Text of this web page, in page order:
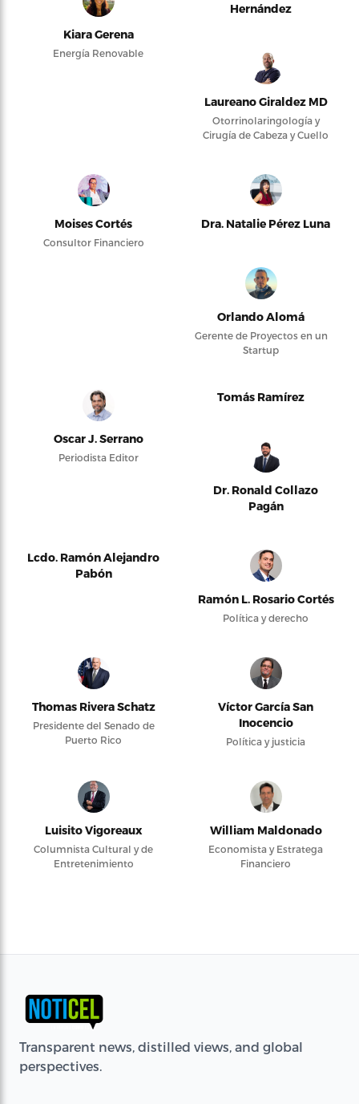
Kiara Gerena
Energía Renovable
Hernández
Laureano Giraldez MD
Otorrinolaringología y
Cirugía de Cabeza y Cuello
Moises Cortés
Consultor Financiero
Dra. Natalie Pérez Luna
Orlando Alomá
Gerente de Proyectos en un
Startup
Oscar J. Serrano
Periodista Editor
Tomás Ramírez
Dr. Ronald Collazo
Pagán
Lcdo. Ramón Alejandro
Pabón
Ramón L. Rosario Cortés
Política y derecho
Thomas Rivera Schatz
Presidente del Senado de
Puerto Rico
Víctor García San
Inocencio
Política y justicia
Luisito Vigoreaux
Columnista Cultural y de
Entretenimiento
William Maldonado
Economista y Estratega
Financiero
Transparent news, distilled views, and global
perspectives.